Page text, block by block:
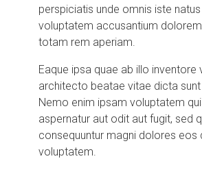
perspiciatis unde omnis iste
voluptatem accusantium
totam rem aperiam.
Eaque ipsa quae ab illo inventore
architecto beatae vitae dicta
Nemo enim ipsam voluptatem
aspernatur aut odit aut fugit, sed
consequuntur magni dolores eos
voluptatem.